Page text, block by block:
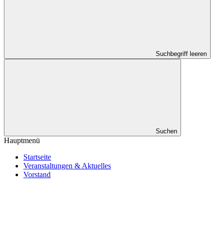
Suchbegriff leeren
Suchen
Hauptmenü
Startseite
Veranstaltungen & Aktuelles
Vorstand